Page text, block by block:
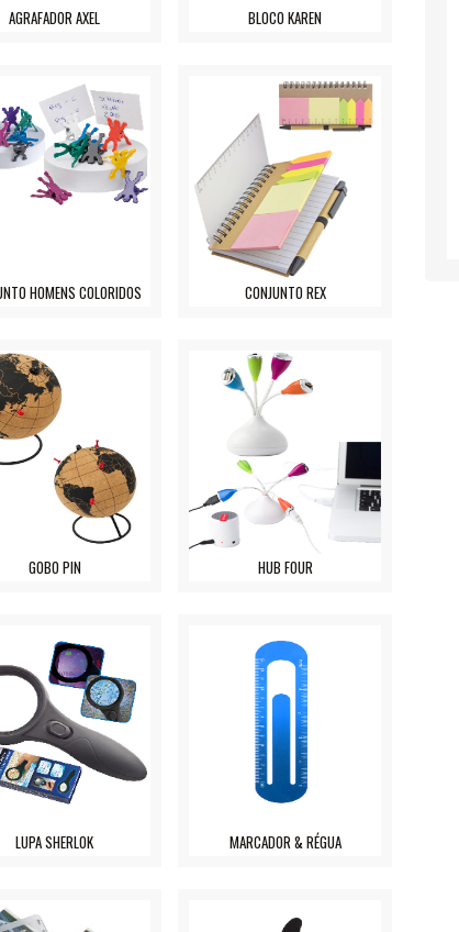
AGRAFADOR AXEL BLOCO KAREN
HOMENS COLORIDOS CONJUNTO REX
GOBO PIN HUB FOUR
LUPA SHERLOK MARCADOR & RÉGUA